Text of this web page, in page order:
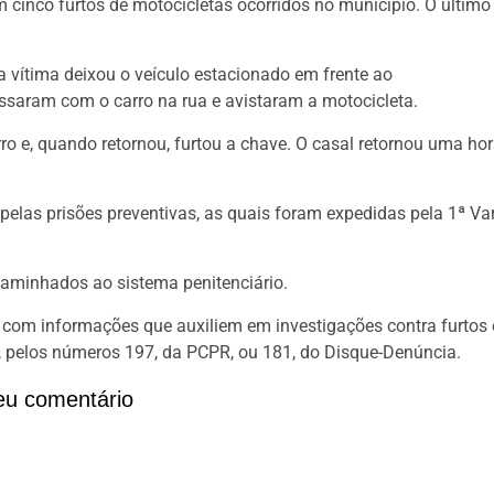
cinco furtos de motocicletas ocorridos no município. O último
vítima deixou o veículo estacionado em frente ao
com o carro na rua e avistaram a motocicleta.
e, quando retornou, furtou a chave. O casal retornou uma
prisões preventivas, as quais foram expedidas pela 1ª
ao sistema penitenciário.
informações que auxiliem em investigações contra furtos
números 197, da PCPR, ou 181, do Disque-Denúncia.
comentário